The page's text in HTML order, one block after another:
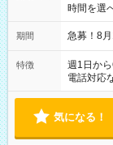
時間を選
期間 急募！8
特徴 週1日か
電話対応
気になる！